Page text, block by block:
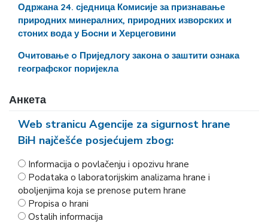
Одржана 24. сједница Комисије за признавање
природних минералних, природних изворских и
стоних вода у Босни и Херцеговини
Очитовање o Приједлогу закона о заштити ознака
географског поријекла
Анкета
Web stranicu Agencije za sigurnost hrane
BiH najčešće posjećujem zbog:
Informacija o povlačenju i opozivu hrane
Podataka o laboratorijskim analizama hrane i
oboljenjima koja se prenose putem hrane
Propisa o hrani
Ostalih informacija